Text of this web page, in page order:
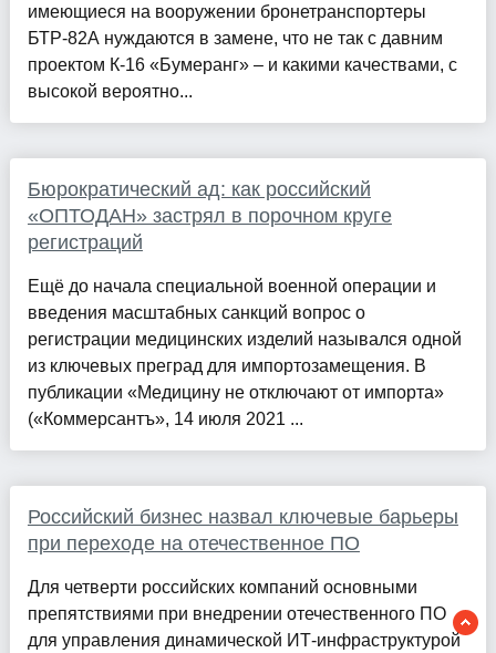
имеющиеся на вооружении бронетранспортеры
БТР-82А нуждаются в замене, что не так с давним
проектом К-16 «Бумеранг» – и какими качествами, с
высокой вероятно...
Бюрократический ад: как российский
«ОПТОДАН» застрял в порочном круге
регистраций
Ещё до начала специальной военной операции и
введения масштабных санкций вопрос о
регистрации медицинских изделий назывался одной
из ключевых преград для импортозамещения. В
публикации «Медицину не отключают от импорта»
(«Коммерсантъ», 14 июля 2021 ...
Российский бизнес назвал ключевые барьеры
при переходе на отечественное ПО
Для четверти российских компаний основными
препятствиями при внедрении отечественного ПО
для управления динамической ИТ-инфраструктурой